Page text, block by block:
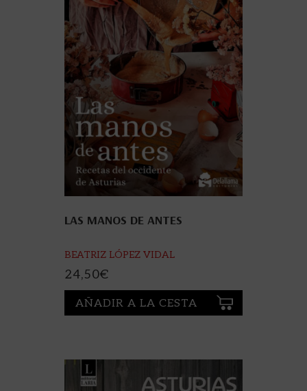
LAS MANOS DE ANTES
BEATRIZ LÓPEZ VIDAL
24,50€
AÑADIR A LA CESTA